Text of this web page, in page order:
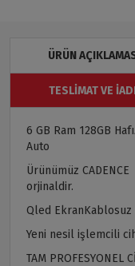
ÜRÜN
TESLIMAT VE
6 GB Ram 128GB
Auto
Ürünümüz
orjinaldir.
Qled EkranKablosuz
Yeni nesil işlemcili
TAM PROFESYONEL